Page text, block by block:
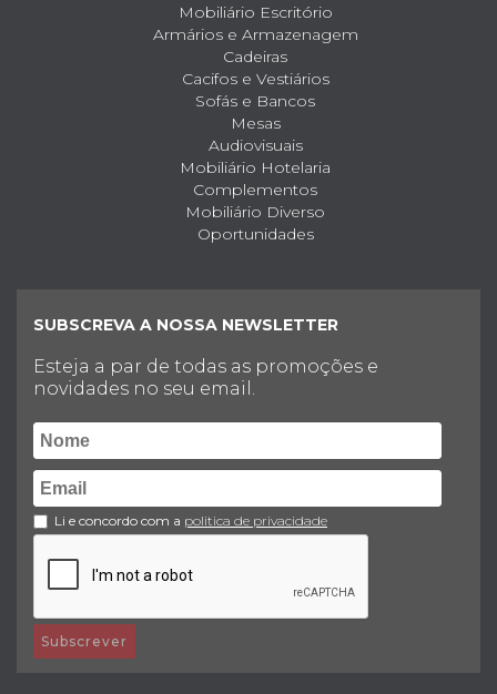
Mobiliário Escritório
Armários e Armazenagem
Cadeiras
Cacifos e Vestiários
Sofás e Bancos
Mesas
Audiovisuais
Mobiliário Hotelaria
Complementos
Mobiliário Diverso
Oportunidades
SUBSCREVA A NOSSA NEWSLETTER
Esteja a par de todas as promoções e
novidades no seu email.
Subscrever
Li e concordo com a politica de privacidade